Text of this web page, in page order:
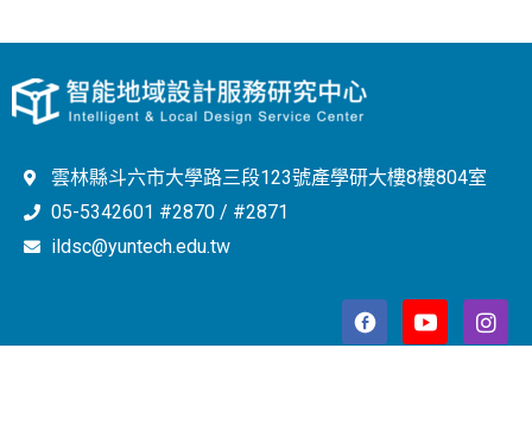
雲林縣斗六市大學路三段123號產學研大樓8樓804室
05-5342601 #2870 / #2871
ildsc@yuntech.edu.tw